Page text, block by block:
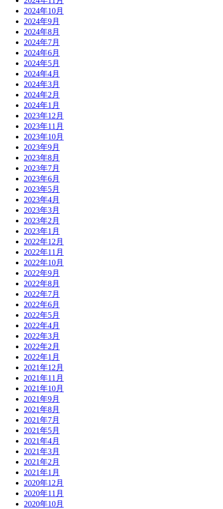
2024年10月
2024年9月
2024年8月
2024年7月
2024年6月
2024年5月
2024年4月
2024年3月
2024年2月
2024年1月
2023年12月
2023年11月
2023年10月
2023年9月
2023年8月
2023年7月
2023年6月
2023年5月
2023年4月
2023年3月
2023年2月
2023年1月
2022年12月
2022年11月
2022年10月
2022年9月
2022年8月
2022年7月
2022年6月
2022年5月
2022年4月
2022年3月
2022年2月
2022年1月
2021年12月
2021年11月
2021年10月
2021年9月
2021年8月
2021年7月
2021年5月
2021年4月
2021年3月
2021年2月
2021年1月
2020年12月
2020年11月
2020年10月